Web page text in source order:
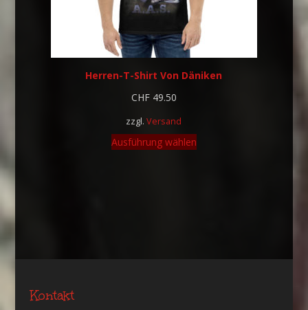
Herren-T-Shirt Von Däniken
CHF49.50
zzgl.Versand
Ausführung wählen
Kontakt